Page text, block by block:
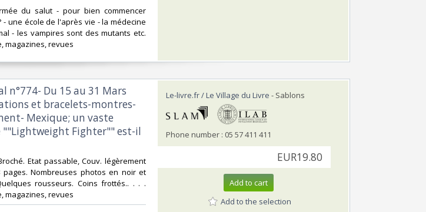
du salut - pour bien commencer
une école de l'après vie - la médecine
- les vampires sont des mutants etc.
magazines, revues‎
Du 15 au 31 Mars
et bracelets-montres-
Mexique; un vaste
""Lightweight Fighter"" est-il
Etat passable, Couv. légèrement
Nombreuses photos en noir et
rousseurs. Coins frottés.. . . .
magazines, revues‎
Le-livre.fr / Le Village du Livre - Sablons
Phone number : 05 57 411 411
EUR19.80
Add to cart
Add to the selection